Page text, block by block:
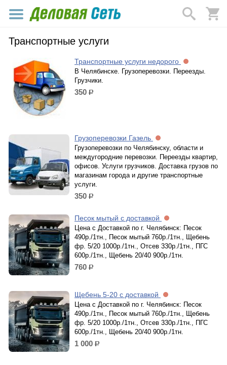
Транспортные услуги
Транспортные услуги недорого
В Челябинске. Грузоперевозки. Переезды.
Грузчики.
350 р.
Грузоперевозки Газель
Грузоперевозки по Челябинску, области и
междугородние перевозки. Переезды квартир,
офисов. Услуги грузчиков. Доставка грузов по
магазинам города и другие транспортные
услуги.
350 р.
Песок мытый с доставкой
Цена с Доставкой по г. Челябинск: Песок
490р./1тн., Песок мытый 760р./1тн., Щебень
фр. 5/20 1000р./1тн., Отсев 330р./1тн., ПГС
600р./1тн., Щебень 20/40 900р./1тн.
760 р.
Щебень 5-20 с доставкой
Цена с Доставкой по г. Челябинск: Песок
490р./1тн., Песок мытый 760р./1тн., Щебень
фр. 5/20 1000р./1тн., Отсев 330р./1тн., ПГС
600р./1тн., Щебень 20/40 900р./1тн.
1 000 р.